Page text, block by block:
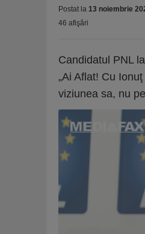
Postat la 13 noiembrie
46 afişări
Candidatul PNL
„Ai Aflat! Cu
viziunea sa, nu